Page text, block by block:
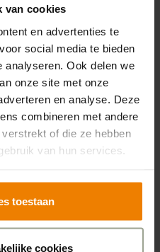
van cookies
en advertenties te
social media te bieden
analyseren. Ook delen we
onze site met onze
en analyse. Deze
combineren met andere
of die ze hebben
van hun services.
toestaan
cookies
privacyverklaring